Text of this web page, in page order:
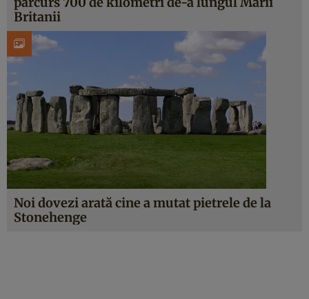
Britanii
Noi dovezi arată cine a mutat pietrele de la
Stonehenge